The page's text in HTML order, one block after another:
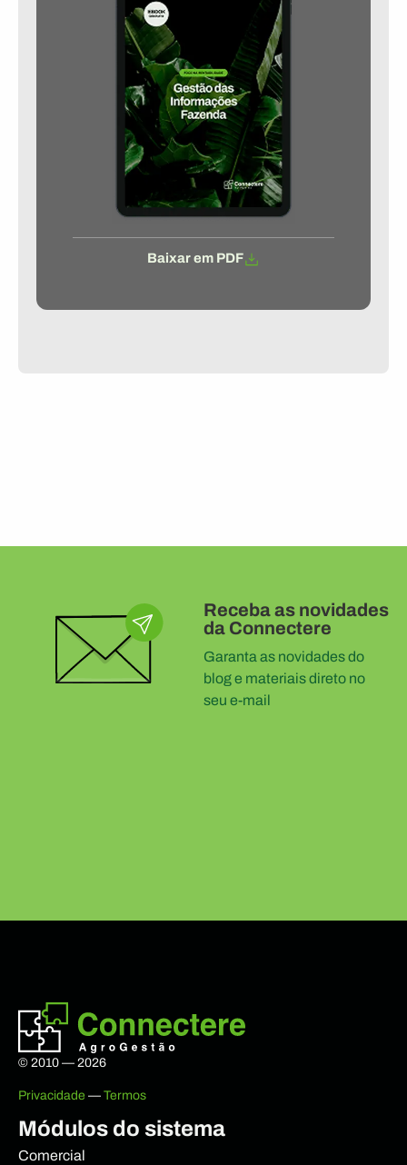
Baixar em PDF
Receba as novidades
da Connectere
Garanta as novidades do
blog e materiais direto no
seu e-mail
© 2010 — 2026
Privacidade — Termos
Módulos do sistema
Comercial